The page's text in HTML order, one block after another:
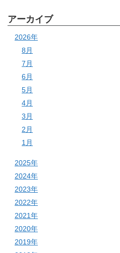
アーカイブ
2026年
8月
7月
6月
5月
4月
3月
2月
1月
2025年
2024年
2023年
2022年
2021年
2020年
2019年